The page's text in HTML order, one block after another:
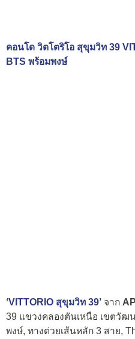
คอนโด วิตโตริโอ สุขุมวิท 39
BTS พร้อมพงษ์
‘VITTORIO สุขุมวิท 39’ จาก
39 แขวงคลองตันเหนือ เขตวัฒ
พงษ์, ทางด่วยเส้นหลัก 3 สาย,